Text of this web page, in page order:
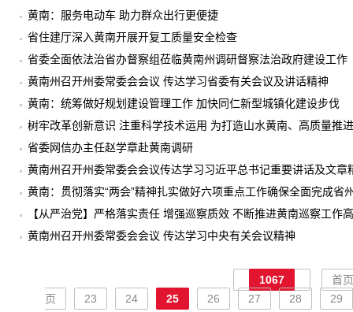
黄南：服务电动车 助力群众出行更便捷
省住建厅深入黄南开展开复工质量安全检查
省委全面依法治省办督察组莅临黄南州调研督察法治政府建设工作
黄南州召开州委常委会会议 传达学习省委有关会议及讲话精神
黄南：统筹做好规划建设管理工作 加快同仁新型城镇化建设步伐
树牢改革创新意识 注重科学技术运用 为打造山水黄南、高质量推
省委网信办主任赵学章赴黄南调研
黄南州召开州委常委会会议传达学习习近平总书记重要讲话及文章
黄南：贯彻落实“两会”精神扎实做好六项重点工作确保全面完成省
【从严治党】严格落实责任 增强巡察质效 不断推进黄南巡察工作
黄南州召开州委常委会会议 传达学习中央有关会议精神
1067
首
页
23 24 25 26 27 28 29